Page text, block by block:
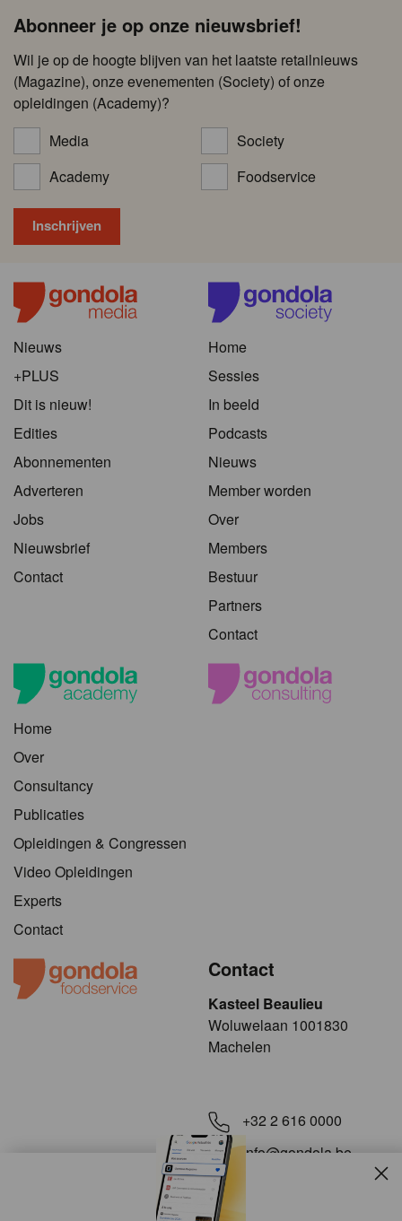
Abonneer je op onze nieuwsbrief!
Wil je op de hoogte blijven van het laatste retailnieuws
(Magazine), onze evenementen (Society) of onze
opleidingen (Academy)?
Media
Society
Academy
Foodservice
Nieuws
+PLUS
Dit is nieuw!
Edities
Abonnementen
Adverteren
Jobs
Nieuwsbrief
Contact
Home
Sessies
In beeld
Podcasts
Nieuws
Member worden
Over
Members
Bestuur
Partners
Contact
Home
Over
Consultancy
Publicaties
Opleidingen & Congressen
Video Opleidingen
Experts
Contact
Contact
Kasteel Beaulieu
​​​Woluwelaan 1001830
Machelen
+32 2 616 0000
info@gondola.be
Volg ons op